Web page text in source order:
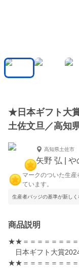
★日本ギフト大
土佐文旦／高知
高知県土佐市
矢野 弘 |
マークのついた生
ています。
生産者バッジの基準が新しく
商品説明
★★＝＝＝＝＝＝＝
日本ギフト大賞
★★＝＝＝＝＝＝＝